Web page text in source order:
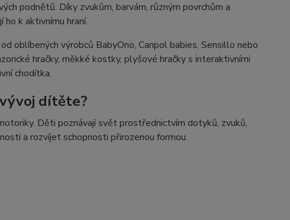
podnětů. Díky zvukům, barvám, různým povrchům a
k aktivnímu hraní.
oblíbených výrobců BabyOno, Canpol babies, Sensillo nebo
hračky, měkké kostky, plyšové hračky s interaktivními
chodítka.
dítěte?
Děti poznávají svět prostřednictvím dotyků, zvuků,
a rozvíjet schopnosti přirozenou formou.